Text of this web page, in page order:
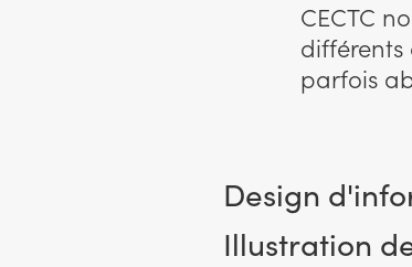
CECTC
différents
parfois
Design
Illustration